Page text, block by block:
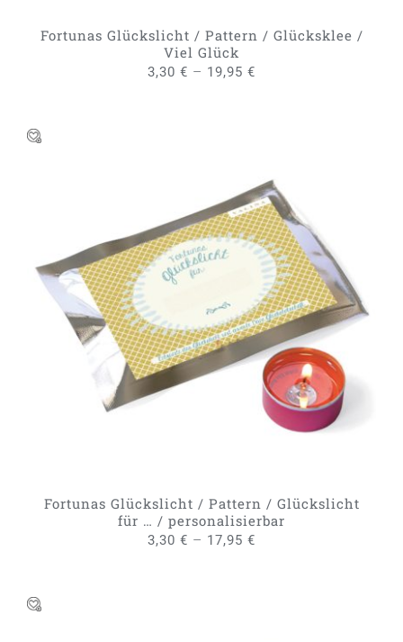
GEWÄHLT
Fortunas Glückslicht / Pattern / Glücksklee /
Viel Glück
3,30 € – 19,95 €
AUSFÜHRUNG WÄHLEN DIESES
PRODUKT
WEIST
MEHRERE
VARIANTEN
AUF.
DIE
OPTIONEN
KÖNNEN
GEWÄHLT
WERDEN
/
DETAILS
Fortunas Glückslicht / Pattern / Glückslicht
für … / personalisierbar
3,30 € – 17,95 €